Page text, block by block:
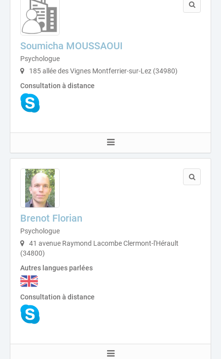
Soumicha MOUSSAOUI
Psychologue
185 allée des Vignes Montferrier-sur-Lez (34980)
Consultation à distance
Brenot Florian
Psychologue
41 avenue Raymond Lacombe Clermont-l'Hérault
(34800)
Autres langues parlées
Consultation à distance